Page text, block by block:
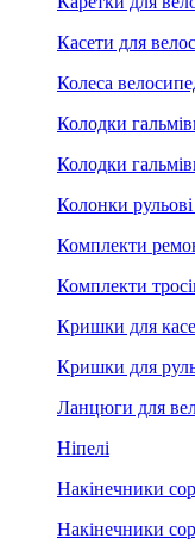
Касети для
Колеса
Колодки
Колодки
Колонки
Комплекти
Комплекти
Кришки для
Кришки для
Ланцюги для
Ніпелі
Накінечники
Накінечники